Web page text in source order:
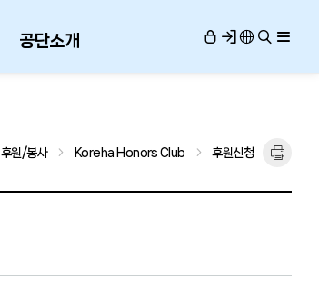
공단소개
후원/봉사 Koreha Honors Club 후원신청